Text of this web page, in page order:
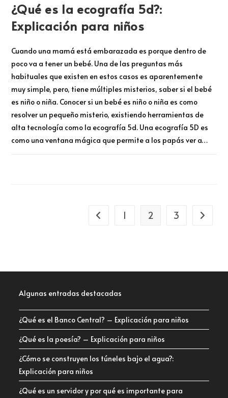
¿Qué es la ecografía 5d?:
Explicación para niños
Cuando una mamá está embarazada es porque dentro de
poco va a tener un bebé. Una de las preguntas más
habituales que existen en estos casos es aparentemente
muy simple, pero, tiene múltiples misterios, saber si el bebé
es niño o niña. Conocer si un bebé es niño o niña es como
resolver un pequeño misterio, existiendo herramientas de
alta tecnología como la ecografía 5d. Una ecografía 5D es
como una ventana mágica que permite a los papás ver a…
1 2 3
Algunas entradas destacadas
¿Qué es el Banco Central? – Explicación para niños
¿Qué es la poesía? – Explicación para niños
¿Cómo se construyen los túneles bajo el agua?:
Explicación para niños
¿Qué es un servidor y por qué es importante para